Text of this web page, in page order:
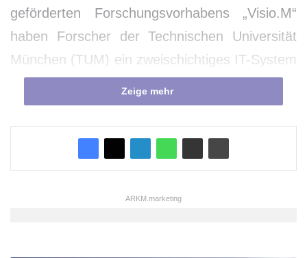
geförderten Forschungsvorhabens „Visio.M“
haben Forscher der Technischen Universität
München (TUM) ein zweischichtiges IT-System
entwickelt, das die Komplexität drastisch
reduziert. Die zugehörige Software, den
„Automotive Service Bus“, stellen die
zur Verfügung.
Zeige mehr
ARKM.marketing